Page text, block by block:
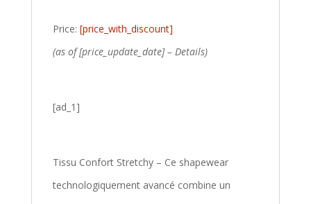
Price: [price_with_discount]
(as of [price_update_date] – Details)
[ad_1]
Tissu Confort Stretchy – Ce shapewear
technologiquement avancé combine un